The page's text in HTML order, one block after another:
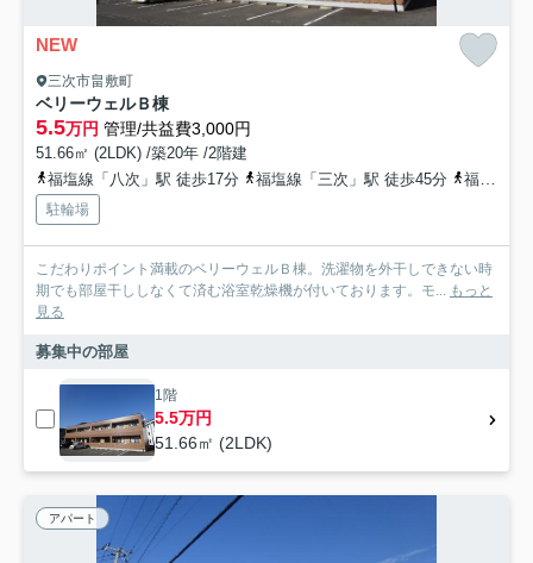
NEW
三次市畠敷町
ベリーウェルＢ棟
5.5万円 管理/共益費3,000円
51.66㎡ (2LDK) /築20年 /2階建
福塩線「八次」駅 徒歩17分
福塩線「三次」駅 徒歩45分 福塩線「神杉」駅 徒歩55分
駐輪場
こだわりポイント満載のベリーウェルＢ棟。洗濯物を外干しできない時
期でも部屋干ししなくて済む浴室乾燥機が付いております。モ... もっと
見る
募集中の部屋
1階
5.5万円
51.66㎡ (2LDK)
アパート